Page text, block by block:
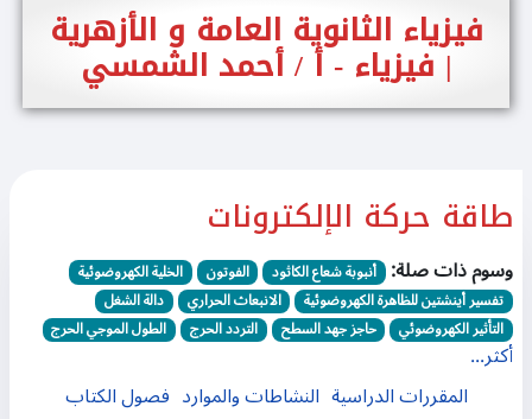
فيزياء الثانوية العامة و الأزهرية
| فيزياء - أ / أحمد الشمسي
طاقة حركة الإلكترونات
وسوم ذات صلة: أنبوبة شعاع الكاثود الفوتون
الخلية الكهروضوئية
تفسير أينشتين للظاهرة الكهروضوئية
الانبعاث الحراري
دالة الشغل
التأثير الكهروضوئي
حاجز جهد السطح التردد الحرج الطول الموجي الحرج
أكثر...
المقررات الدراسية النشاطات والموارد فصول الكتاب